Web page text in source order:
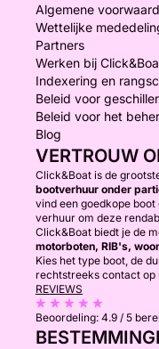
Algemene
Wettelijke
Partners
Werken bij
Indexering en
Beleid voor
Beleid voor het
Blog
VERTROUW
Click&Boat is de
bootverhuur onder
vind een goedkope
verhuur om deze
Click&Boat biedt je de
motorboten, RIB's,
Kies het type boot, de
rechtstreeks contact op
REVIEWS
Beoordeling: 4.9 / 5